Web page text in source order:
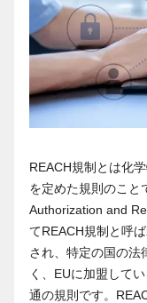
REACH規制とは化
を定めた規則のこと
Authorization and
てREACH規制と呼
され、特定の国の法
く、EUに加盟して
通の規則です。